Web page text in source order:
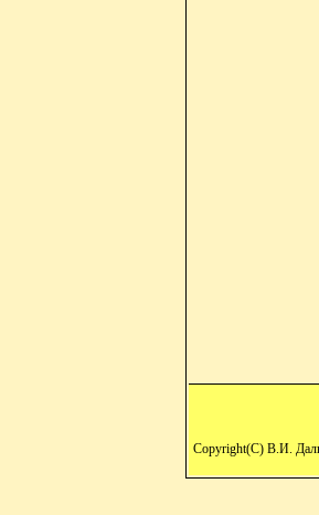
Copyright(C) В.И.